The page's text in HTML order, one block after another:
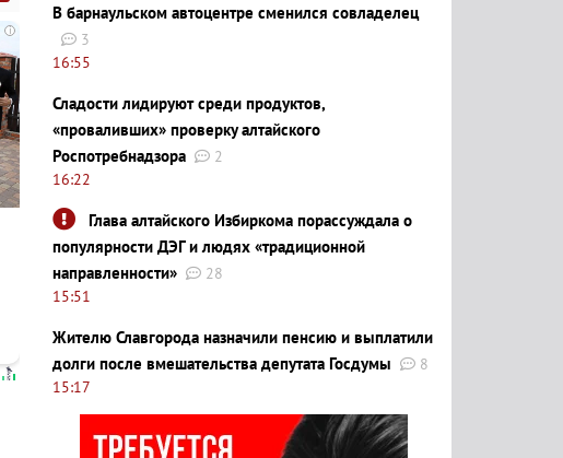
i
В барнаульском автоцентре сменился совладелец
3
16:55
Сладости лидируют среди продуктов,
«проваливших» проверку алтайского
Роспотребнадзора
2
16:22
Глава алтайского Избиркома порассуждала о
популярности ДЭГ и людях «традиционной
направленности»
28
15:51
Жителю Славгорода назначили пенсию и выплатили
долги после вмешательства депутата Госдумы
8
15:17